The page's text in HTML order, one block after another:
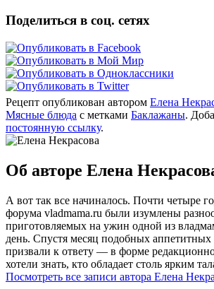
Поделиться в соц. сетях
Рецепт опубликован автором Елена
Мясные блюда с метками Баклажаны.
постоянную ссылку.
Об авторе Елена
А вот так все начиналось. Почти четыре
форума vladmama.ru были изумлены
приготовляемых на ужин одной из
день. Спустя месяц подобных аппетитных
призвали к ответу — в форме
хотели знать, кто обладает столь ярким
Посмотреть все записи автора Елена